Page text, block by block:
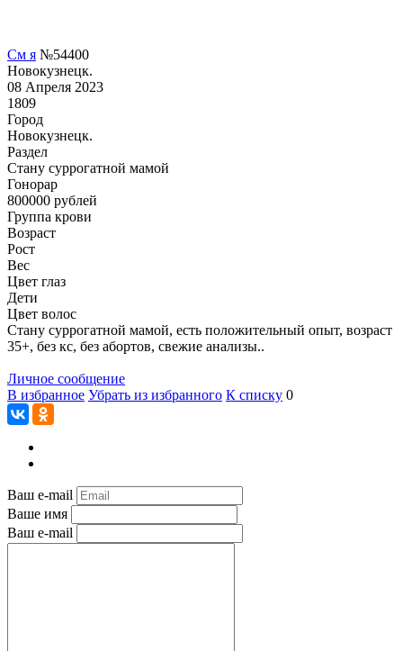
См я №54400
Новокузнецк.
08 Апреля 2023
1809
Город
Новокузнецк.
Раздел
Cтану суррогатной мамой
Гонoрар
800000 рублей
Группа крови
Возраст
Рост
Вес
Цвет глаз
Дети
Цвет волос
Стану суррогатной мамой, есть положительный опыт, возраст
35+, без кс, без абортов, свежие анализы..
Личное сообщение
В избранное Убрать из избранного К списку 0
Ваш e-mail
Ваше имя
Ваш e-mail